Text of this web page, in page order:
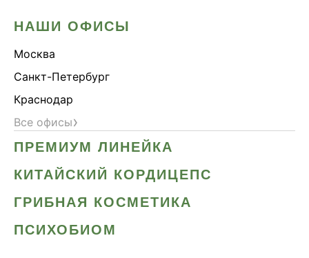
НАШИ ОФИСЫ
Москва
Санкт-Петербург
Краснодар
Все офисы›
ПРЕМИУМ ЛИНЕЙКА
КИТАЙСКИЙ КОРДИЦЕПС
ГРИБНАЯ КОСМЕТИКА
ПСИХОБИОМ